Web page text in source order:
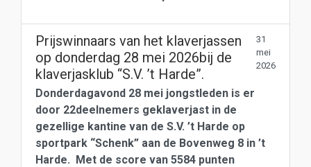
Prijswinnaars van het klaverjassen
op donderdag 28 mei 2026bij de
klaverjasklub “S.V. ’t Harde”.
31
mei
2026
Donderdagavond 28 mei jongstleden is er
door 22deelnemers geklaverjast in de
gezellige kantine van de S.V. ’t Harde op
sportpark “Schenk” aan de Bovenweg 8 in ’t
Harde. Met de score van 5584 punten